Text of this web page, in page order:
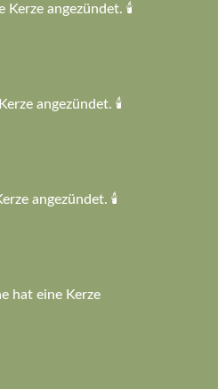
Kerze angezündet. 🕯️
angezündet. 🕯️
angezündet. 🕯️
hat eine Kerze